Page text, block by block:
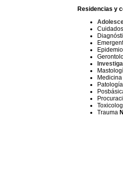
Residencias y
Trauma